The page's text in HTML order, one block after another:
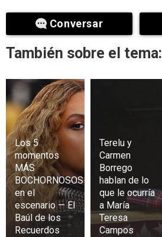
Conversar
También sobre el tema:
Los 5
momentos
MÁS
BOCHORNOSOS
en el
escenario — El
Baúl de los
Recuerdos
Terelu y
Carmen
Borrego
hablan de lo
que le ocurría
a María
Teresa
Campos